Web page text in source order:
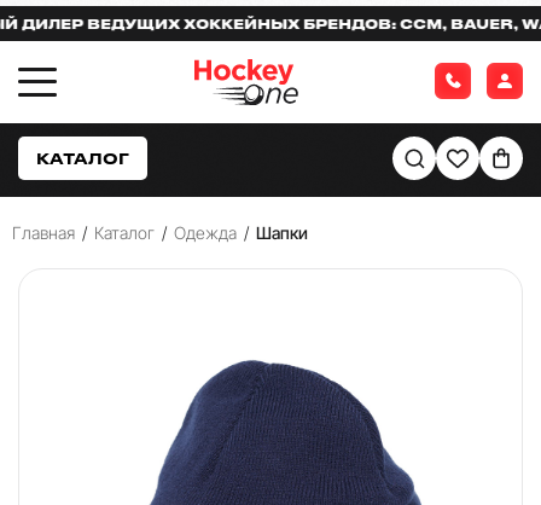
ВЕДУЩИХ ХОККЕЙНЫХ БРЕНДОВ: CCM, BAUER,
КАТАЛОГ
Главная / Каталог / Одежда / Шапки